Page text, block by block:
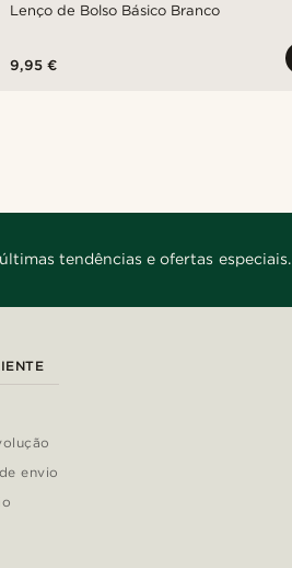
Lenço de Bolso Básico Branco
9,95 €
tendências e ofertas especiais.
envio